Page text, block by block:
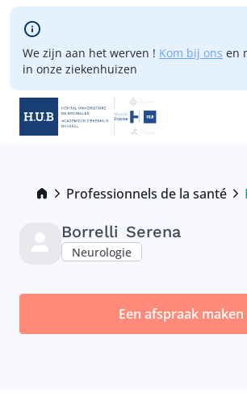
Skip to main content
We zijn aan het werven ! Kom bij ons en
in onze ziekenhuizen
Breadcrumb
Professionnels de la santé
Borrelli Serena
Neurologie
Een afspraak maken